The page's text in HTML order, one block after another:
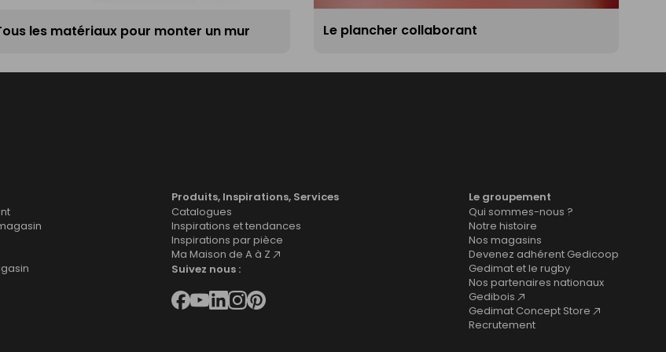
les matériaux pour monter un mur Le plancher collaborant
Produits, Inspirations, Services
Catalogues
Inspirations et tendances
Inspirations par pièce
Ma Maison de A à Z
Suivez nous :
Le groupement
Qui sommes-nous ?
Notre histoire
Nos magasins
Devenez adhérent Gedicoop
Gedimat et le rugby
Nos partenaires nationaux
Gedibois
Gedimat Concept Store
Recrutement